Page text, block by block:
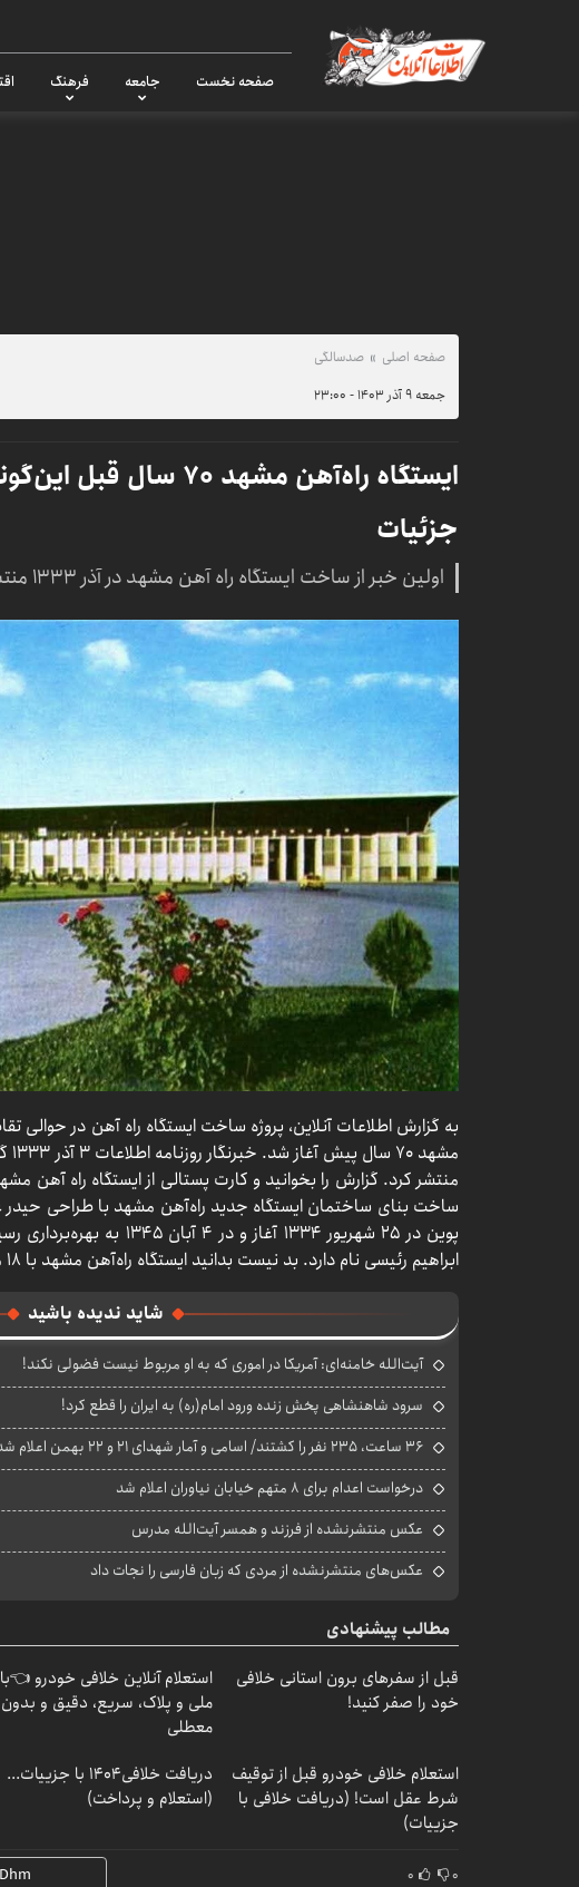
صفحه نخست جامعه فرهنگ
صفحه اصلی صدسالگی
جمعه ۹ آذر ۱۴۰۳ - ۲۳:۰۰
ایستگاه راه‌آهن مشهد
جزئیات
اولین خبر از ساخت ایستگاه راه آهن مشهد در آذر ۱۳۳۳ منتشر شده است.
به گزارش اطلاعات آنلاین، پروژه ساخت ایستگاه راه آهن در
ساخت بنای ساختمان ایستگاه جدید راه‌آهن مشهد با طراحی حیدر
پوین در ۲۵ شهریور ۱۳۳۴ آغاز
ابراهیم رئیسی نام دارد. بد نیست بدانید ایستگاه راه‌آهن مشهد با ۱۸ میلیون تومان ساخته شد!
شاید ندیده باشید
آیت‌الله خامنه‌ای: آمریکا در اموری که به او مربوط نیست فضولی نکند!
سرود شاهنشاهی پخش زنده ورود امام(ره) به ایران را قطع کرد!
۳۶ ساعت، ۲۳۵ نفر را کشتند/ اسامی و آمار شهدای ۲۱ و ۲۲ بهمن اعلام شد
درخواست اعدام برای ۸ متهم خیابان نیاوران اعلام شد
عکس منتشرنشده از فرزند و همسر آیت‌الله مدرس
عکس‌های منتشرنشده از مردی که زبان فارسی را نجات داد
مطالب پیشنهادی
قبل از سفرهای برون استانی خلافی
خود را صفر کنید!
استعلام آنلاین خلافی خودرو
ملی و پلاک، سریع، دقیق و بدون
معطلی
استعلام خلافی خودرو قبل از توقیف
شرط عقل است! (دریافت خلافی با
جزییات)
دریافت خلافی۱۴۰۴ با جزییات...
(استعلام و پرداخت)
۰ ۰